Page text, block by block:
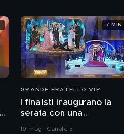
GRANDE FRATELLO VIP
I finalisti inaugurano la
serata con una
coreografia
19 mag | Canale 5
7 MIN